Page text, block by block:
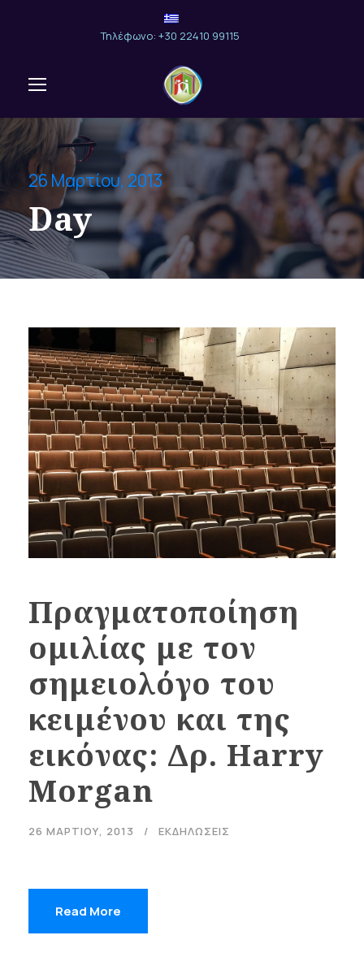
Τηλέφωνο: +30 22410 99115
26 Μαρτίου, 2013
Day
Πραγματοποίηση
ομιλίας με τον
σημειολόγο του
κειμένου και της
εικόνας: Δρ. Harry
Morgan
26 ΜΑΡΤΊΟΥ, 2013 ΕΚΔΗΛΩΣΕΙΣ
Read More